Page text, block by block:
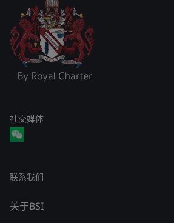
社交媒体
联系我们
关于BSI